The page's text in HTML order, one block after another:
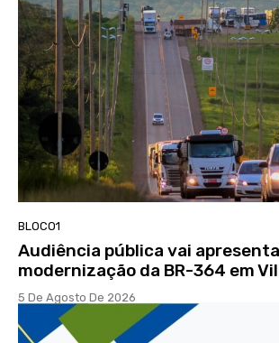
BLOCO1
Audiência pública vai
modernização da BR-364 em
5 De Agosto De 2026